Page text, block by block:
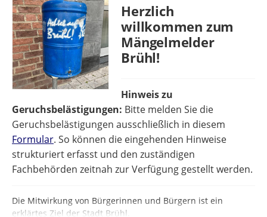
Herzlich
willkommen zum
Mängelmelder
Brühl!
Hinweis zu
Geruchsbelästigungen: Bitte melden Sie die
Geruchsbelästigungen ausschließlich in diesem
Formular. So können die eingehenden Hinweise
strukturiert erfasst und den zuständigen
Fachbehörden zeitnah zur Verfügung gestellt werden.
Die Mitwirkung von Bürgerinnen und Bürgern ist ein
erklärtes Ziel der Stadt Brühl.